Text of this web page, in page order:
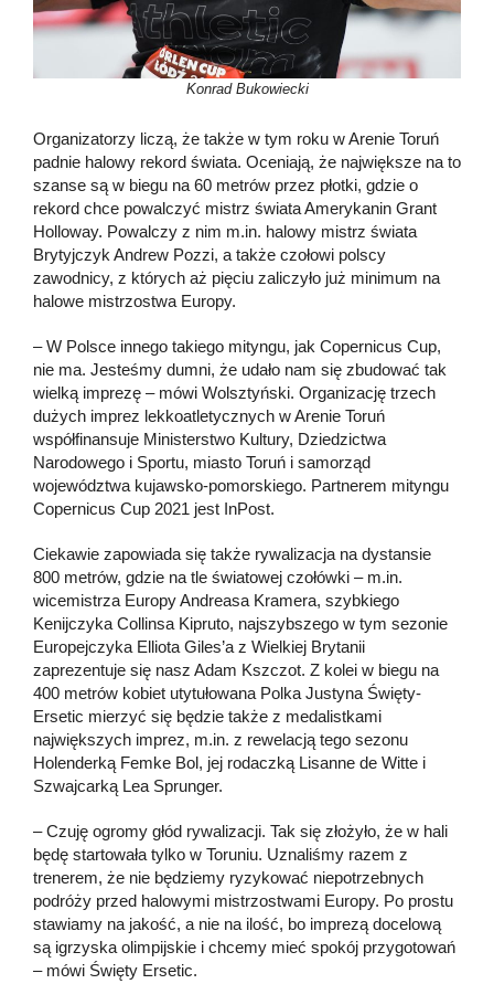
Konrad Bukowiecki
Organizatorzy liczą, że także w tym roku w Arenie Toruń
padnie halowy rekord świata. Oceniają, że największe na to
szanse są w biegu na 60 metrów przez płotki, gdzie o
rekord chce powalczyć mistrz świata Amerykanin Grant
Holloway. Powalczy z nim m.in. halowy mistrz świata
Brytyjczyk Andrew Pozzi, a także czołowi polscy
zawodnicy, z których aż pięciu zaliczyło już minimum na
halowe mistrzostwa Europy.
– W Polsce innego takiego mityngu, jak Copernicus Cup,
nie ma. Jesteśmy dumni, że udało nam się zbudować tak
wielką imprezę – mówi Wolsztyński. Organizację trzech
dużych imprez lekkoatletycznych w Arenie Toruń
współfinansuje Ministerstwo Kultury, Dziedzictwa
Narodowego i Sportu, miasto Toruń i samorząd
województwa kujawsko-pomorskiego. Partnerem mityngu
Copernicus Cup 2021 jest InPost.
Ciekawie zapowiada się także rywalizacja na dystansie
800 metrów, gdzie na tle światowej czołówki – m.in.
wicemistrza Europy Andreasa Kramera, szybkiego
Kenijczyka Collinsa Kipruto, najszybszego w tym sezonie
Europejczyka Elliota Giles’a z Wielkiej Brytanii
zaprezentuje się nasz Adam Kszczot. Z kolei w biegu na
400 metrów kobiet utytułowana Polka Justyna Święty-
Ersetic mierzyć się będzie także z medalistkami
największych imprez, m.in. z rewelacją tego sezonu
Holenderką Femke Bol, jej rodaczką Lisanne de Witte i
Szwajcarką Lea Sprunger.
– Czuję ogromy głód rywalizacji. Tak się złożyło, że w hali
będę startowała tylko w Toruniu. Uznaliśmy razem z
trenerem, że nie będziemy ryzykować niepotrzebnych
podróży przed halowymi mistrzostwami Europy. Po prostu
stawiamy na jakość, a nie na ilość, bo imprezą docelową
są igrzyska olimpijskie i chcemy mieć spokój przygotowań
– mówi Święty Ersetic.